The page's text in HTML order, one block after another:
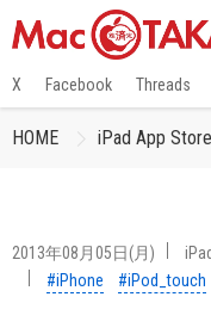
X Facebook Threads
HOME iPad App Store
2013年08月05日(月)
#iPhone
#iPod_touch